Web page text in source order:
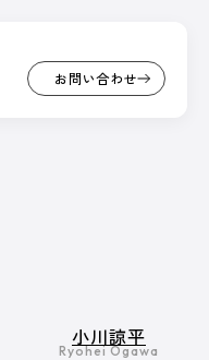
お問い合わせ
小川諒平
Ryohei Ogawa